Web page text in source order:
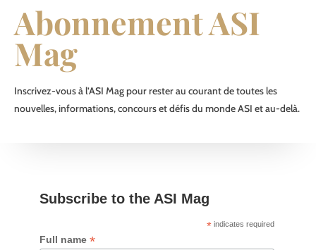
Abonnement ASI
Mag
Inscrivez-vous à l’ASI Mag pour rester au courant de toutes les
nouvelles, informations, concours et défis du monde ASI et au-delà.
Subscribe to the ASI Mag
* indicates required
Full name *